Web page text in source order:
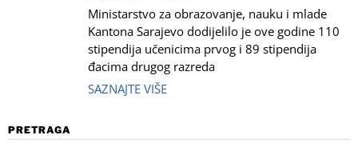
Ministarstvo za obrazovanje, nauku i mlade
Kantona Sarajevo dodijelilo je ove godine 110
stipendija učenicima prvog i 89 stipendija
đacima drugog razreda
SAZNAJTE VIŠE
PRETRAGA